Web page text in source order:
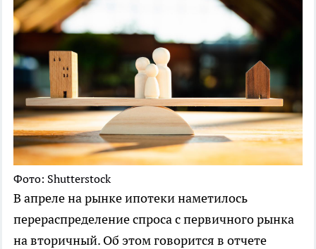
Фото: Shutterstock
В апреле на рынке ипотеки наметилось
перераспределение спроса с первичного рынка
на вторичный. Об этом говорится в отчете